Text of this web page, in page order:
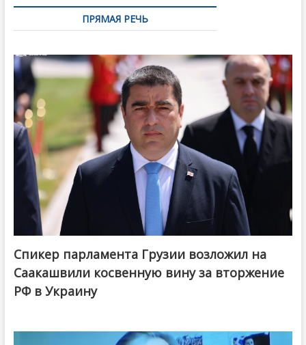
ПРЯМАЯ РЕЧЬ
Спикер парламента Грузии возложил на
Саакашвили косвенную вину за вторжение
РФ в Украину